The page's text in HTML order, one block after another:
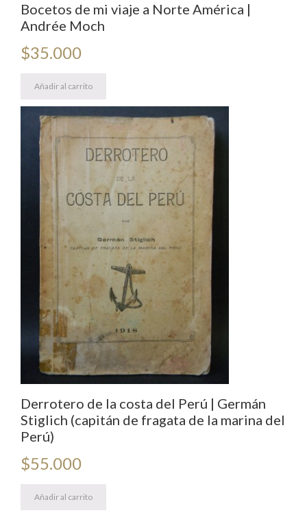
Bocetos de mi viaje a Norte América |
Andrée Moch
$35.000
Añadir al carrito
Derrotero de la costa del Perú | Germán
Stiglich (capitán de fragata de la marina del
Perú)
$55.000
Añadir al carrito